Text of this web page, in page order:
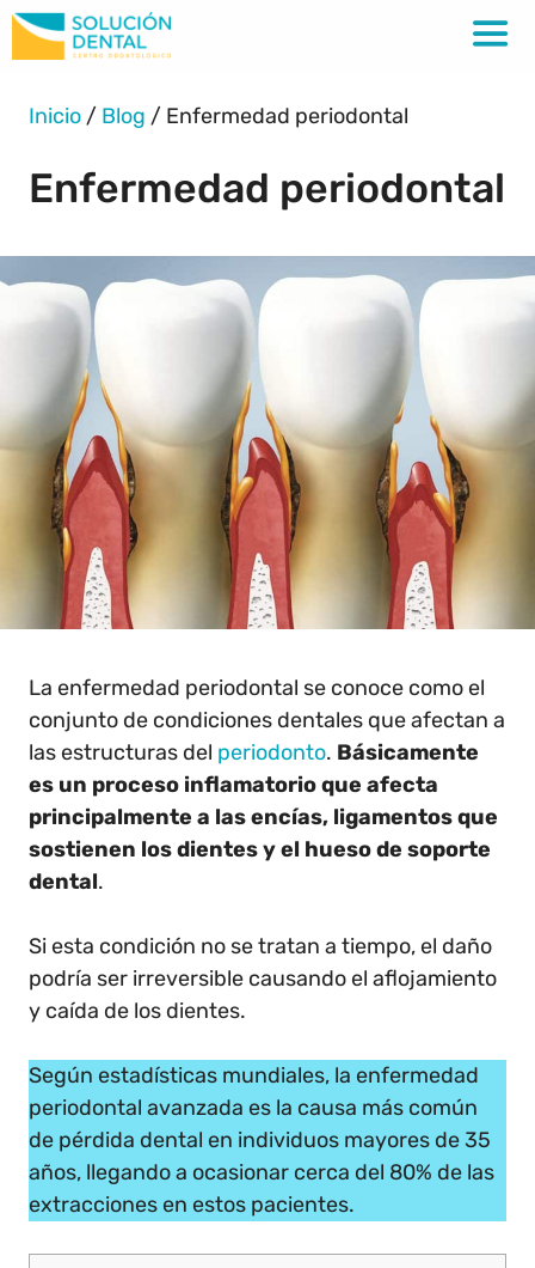
Inicio / Blog / Enfermedad periodontal
Enfermedad periodontal
La enfermedad periodontal se conoce como el
conjunto de condiciones dentales que afectan a
las estructuras del periodonto. Básicamente
es un proceso inflamatorio que afecta
principalmente a las encías, ligamentos que
sostienen los dientes y el hueso de soporte
dental.
Si esta condición no se tratan a tiempo, el daño
podría ser irreversible causando el aflojamiento
y caída de los dientes.
Según estadísticas mundiales, la enfermedad
periodontal avanzada es la causa más común
de pérdida dental en individuos mayores de 35
años, llegando a ocasionar cerca del 80% de las
extracciones en estos pacientes.